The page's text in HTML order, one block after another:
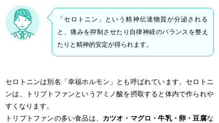
「セロトニン」という精神伝達物質が分泌される
と、痛みを抑制させたり自律神経のバランスを整え
たりと精神的安定が得られます。
セロトニンは別名「幸福ホルモン」とも呼ばれています。セロトニ
ンは、トリプトファンというアミノ酸を摂取すると体内で作られや
すくなります。
トリプトファンの多い食品は、 カツオ・マグロ・牛乳・卵・豆腐な